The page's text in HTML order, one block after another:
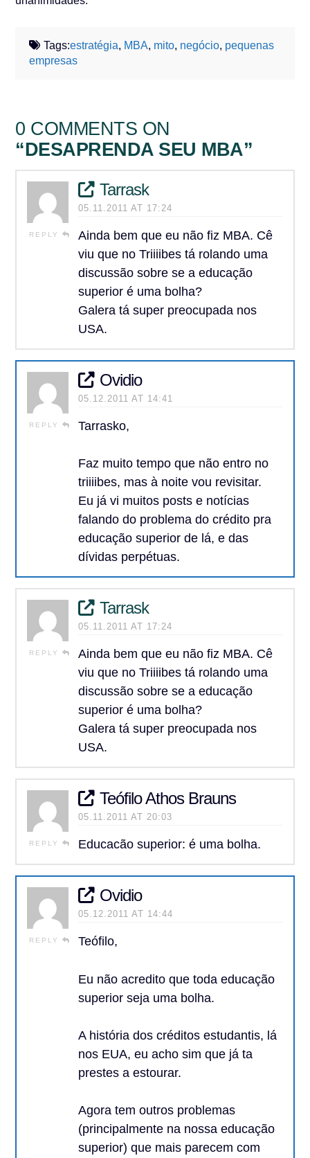
Tags:estratégia, MBA, mito, negócio, pequenas
empresas
0 COMMENTS ON
“DESAPRENDA SEU MBA”
REPLY
Tarrask
05.11.2011 AT 17:24
Ainda bem que eu não fiz MBA. Cê
viu que no Triiiibes tá rolando uma
discussão sobre se a educação
superior é uma bolha?
Galera tá super preocupada nos
USA.
REPLY
Ovidio
05.12.2011 AT 14:41
Tarrasko,
Faz muito tempo que não entro no
triiiibes, mas à noite vou revisitar.
Eu já vi muitos posts e notícias
falando do problema do crédito pra
educação superior de lá, e das
dívidas perpétuas.
REPLY
Tarrask
05.11.2011 AT 17:24
Ainda bem que eu não fiz MBA. Cê
viu que no Triiiibes tá rolando uma
discussão sobre se a educação
superior é uma bolha?
Galera tá super preocupada nos
USA.
REPLY
Teófilo Athos Brauns
05.11.2011 AT 20:03
Educacão superior: é uma bolha.
REPLY
Ovidio
05.12.2011 AT 14:44
Teófilo,
Eu não acredito que toda educação
superior seja uma bolha.
A história dos créditos estudantis, lá
nos EUA, eu acho sim que já ta
prestes a estourar.
Agora tem outros problemas
(principalmente na nossa educação
superior) que mais parecem com